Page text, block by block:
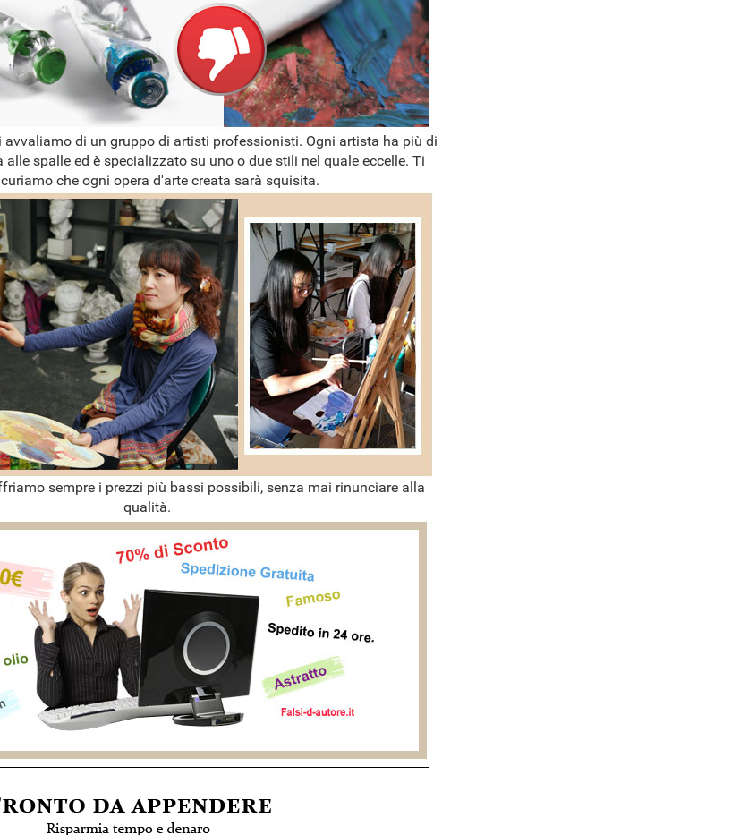
avvaliamo di un gruppo di artisti professionisti. Ogni artista ha più di
alle spalle ed è specializzato su uno o due stili nel quale eccelle. Ti
che ogni opera d'arte creata sarà squisita.
sempre i prezzi più bassi possibili, senza mai rinunciare alla
qualità.